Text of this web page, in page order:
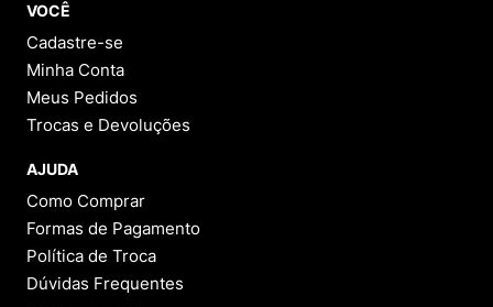
VOCÊ
Cadastre-se
Minha Conta
Meus Pedidos
Trocas e Devoluções
AJUDA
Como Comprar
Formas de Pagamento
Política de Troca
Dúvidas Frequentes